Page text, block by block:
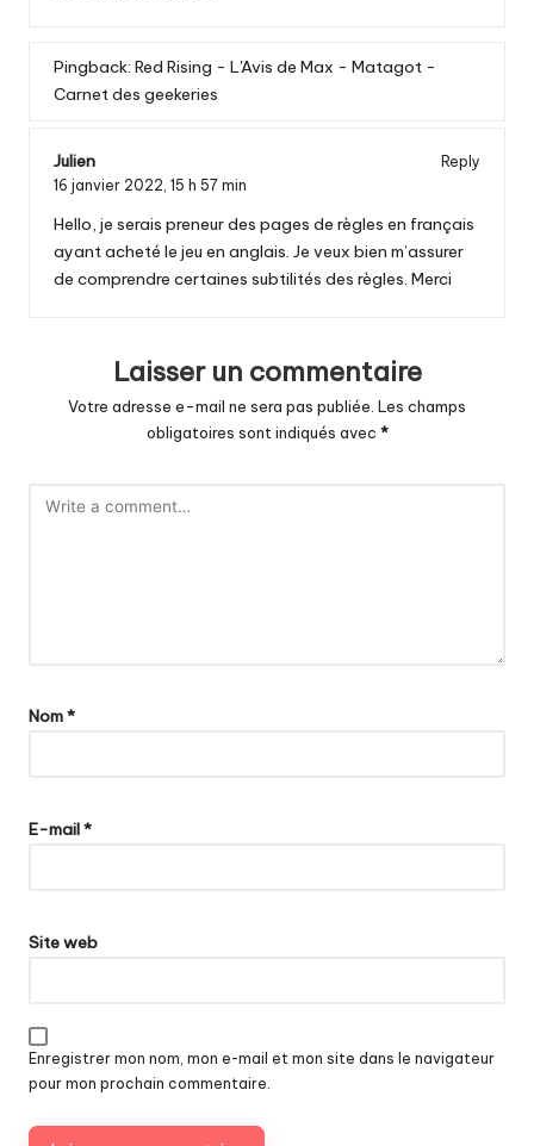
Pingback: Red Rising - L'Avis de Max - Matagot -
Carnet des geekeries
Julien
Reply
16 janvier 2022, 15 h 57 min
Hello, je serais preneur des pages de règles en français
ayant acheté le jeu en anglais. Je veux bien m’assurer
de comprendre certaines subtilités des règles. Merci
Laisser un commentaire
Votre adresse e-mail ne sera pas publiée. Les champs
obligatoires sont indiqués avec *
Nom*
E-mail*
Site web
Enregistrer mon nom, mon e-mail et mon site dans le navigateur
pour mon prochain commentaire.